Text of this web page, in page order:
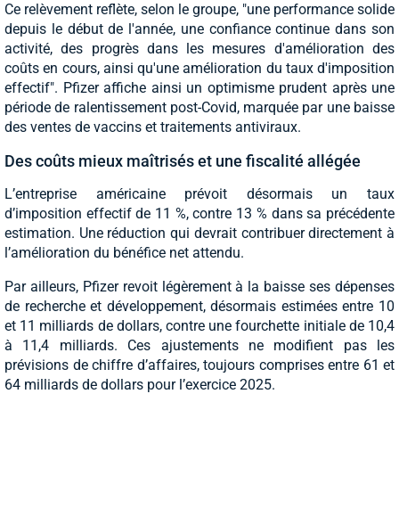
Ce relèvement reflète, selon le groupe, "une performance solide
depuis le début de l'année, une confiance continue dans son
activité, des progrès dans les mesures d'amélioration des
coûts en cours, ainsi qu'une amélioration du taux d'imposition
effectif". Pfizer affiche ainsi un optimisme prudent après une
période de ralentissement post-Covid, marquée par une baisse
des ventes de vaccins et traitements antiviraux.
Des coûts mieux maîtrisés et une fiscalité allégée
L’entreprise américaine prévoit désormais un taux
d’imposition effectif de 11 %, contre 13 % dans sa précédente
estimation. Une réduction qui devrait contribuer directement à
l’amélioration du bénéfice net attendu.
Par ailleurs, Pfizer revoit légèrement à la baisse ses dépenses
de recherche et développement, désormais estimées entre 10
et 11 milliards de dollars, contre une fourchette initiale de 10,4
à 11,4 milliards. Ces ajustements ne modifient pas les
prévisions de chiffre d’affaires, toujours comprises entre 61 et
64 milliards de dollars pour l’exercice 2025.